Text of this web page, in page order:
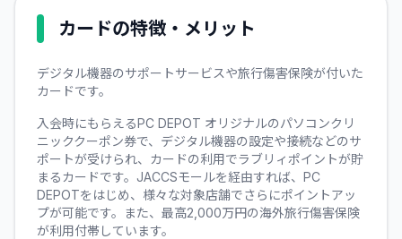
カードの特徴・メリット
デジタル機器のサポートサービスや旅行傷害保険が付いた
カードです。
入会時にもらえるPC DEPOT オリジナルのパソコンクリ
ニッククーポン券で、デジタル機器の設定や接続などのサ
ポートが受けられ、カードの利用でラブリィポイントが貯
まるカードです。JACCSモールを経由すれば、PC
DEPOTをはじめ、様々な対象店舗でさらにポイントアッ
プが可能です。また、最高2,000万円の海外旅行傷害保険
が利用付帯しています。